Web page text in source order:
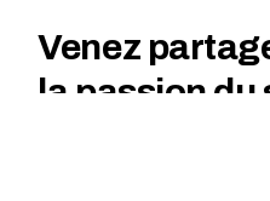
Venez
la passion du